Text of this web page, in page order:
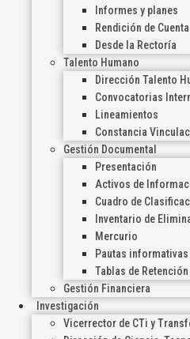
Informes y planes
Rendición de
Desde la Rectoría
Talento Humano
Dirección Talento
Convocatorias
Lineamientos
Constancia
Gestión Documental
Presentación
Activos de
Cuadro de
Inventario de
Mercurio
Pautas informativas
Tablas de Retención
Gestión Financiera
Investigación
Vicerrector de CTi y